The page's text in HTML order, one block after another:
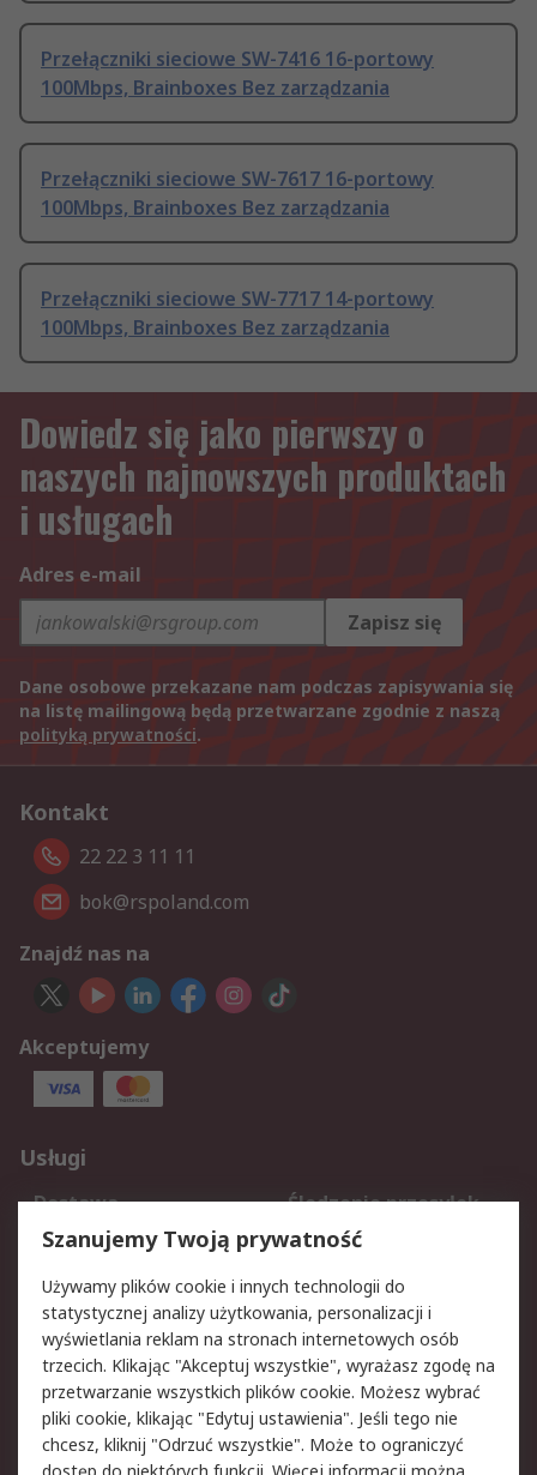
Przełączniki sieciowe SW-7416 16-portowy
100Mbps, Brainboxes Bez zarządzania
Przełączniki sieciowe SW-7617 16-portowy
100Mbps, Brainboxes Bez zarządzania
Przełączniki sieciowe SW-7717 14-portowy
100Mbps, Brainboxes Bez zarządzania
Dowiedz się jako pierwszy o
naszych najnowszych produktach
i usługach
Adres e-mail
Zapisz się
Dane osobowe przekazane nam podczas zapisywania się
na listę mailingową będą przetwarzane zgodnie z naszą
polityką prywatności.
Kontakt
22 22 3 11 11
bok@rspoland.com
Znajdź nas na
Akceptujemy
Usługi
Dostawa
Śledzenie przesyłek
Reklamacje i zwroty
Rejestracja
Aspekty prawne
Bezpieczeństwo e-
maila
Polityka dotycząca
plików cookie
Polityka prywatności
Użytkowanie witryny
Szanujemy Twoją prywatność
Używamy plików cookie i innych technologii do
statystycznej analizy użytkowania, personalizacji i
wyświetlania reklam na stronach internetowych osób
trzecich. Klikając "Akceptuj wszystkie", wyrażasz zgodę na
przetwarzanie wszystkich plików cookie. Możesz wybrać
pliki cookie, klikając "Edytuj ustawienia". Jeśli tego nie
chcesz, kliknij "Odrzuć wszystkie". Może to ograniczyć